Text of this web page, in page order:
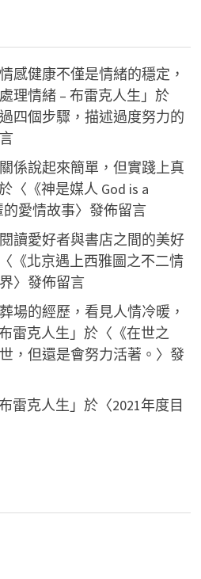
感健康不僅是情緒的穩定，
理情緒 – 布雷克人生 」於
四個步驟，描述過度努力的
係說起來簡單，但實踐上真
〈 《神是媒人 God is a
的愛情故事〉發佈留言
讀愛好者與書店之間的美好
《北京遇上西雅圖之不二情
〉發佈留言
場的經歷，看見人情冷暖，
雷克人生 」於〈 《在世之
，但還是會努力活著。 〉發
雷克人生 」於〈2021年度目